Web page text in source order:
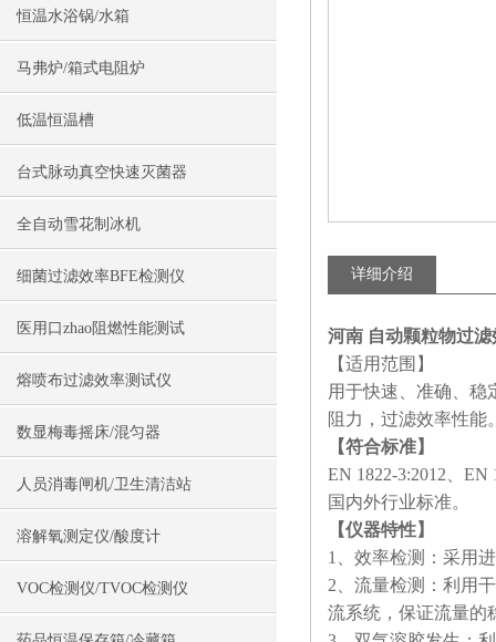
恒温水浴锅/水箱
马弗炉/箱式电阻炉
低温恒温槽
台式脉动真空快速灭菌器
全自动雪花制冰机
细菌过滤效率BFE检测仪
医用口zhao阻燃性能测试
熔喷布过滤效率测试仪
数显梅毒摇床/混匀器
人员消毒闸机/卫生清洁站
溶解氧测定仪/酸度计
VOC检测仪/TVOC检测仪
详细介绍
河南 自动颗粒物过
【适用范围】
用于快速、准确、稳
阻力，过滤效率性能
【符合标准】
EN 1822-3:2012、EN
国内外行业标准。
【仪器特性】
1、效率检测：采用
2、流量检测：利用
流系统，保证流量的